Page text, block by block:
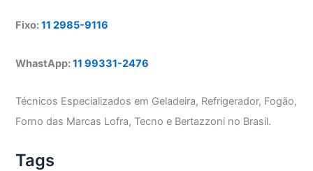
Fixo:11 2985-9116
WhastApp:11 99331-2476
Técnicos Especializados em Geladeira, Refrigerador, Fogão,
Forno das Marcas Lofra, Tecno e Bertazzoni no Brasil.
Tags